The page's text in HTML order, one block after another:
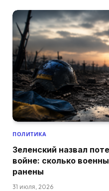
ПОЛИТИКА
Зеленский назвал
войне: сколько
ранены
31 июля, 2026